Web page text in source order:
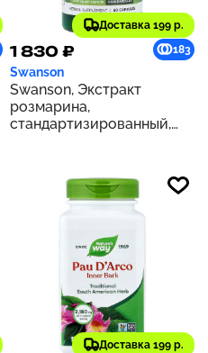
Доставка 199 р.
1 830 ₽ 183
Swanson
Swanson, Экстракт
розмарина,
стандартизированный,
Доставка 199 р.